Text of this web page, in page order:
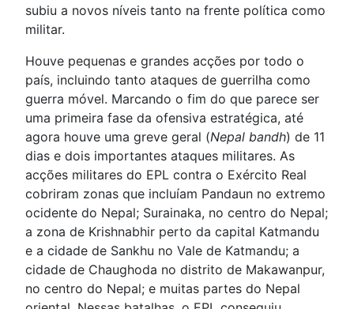
subiu a novos níveis tanto na frente política como
militar.
Houve pequenas e grandes acções por todo o
país, incluindo tanto ataques de guerrilha como
guerra móvel. Marcando o fim do que parece ser
uma primeira fase da ofensiva estratégica, até
agora houve uma greve geral (Nepal bandh) de 11
dias e dois importantes ataques militares. As
acções militares do EPL contra o Exército Real
cobriram zonas que incluíam Pandaun no extremo
ocidente do Nepal; Surainaka, no centro do Nepal;
a zona de Krishnabhir perto da capital Katmandu
e a cidade de Sankhu no Vale de Katmandu; a
cidade de Chaughoda no distrito de Makawanpur,
no centro do Nepal; e muitas partes do Nepal